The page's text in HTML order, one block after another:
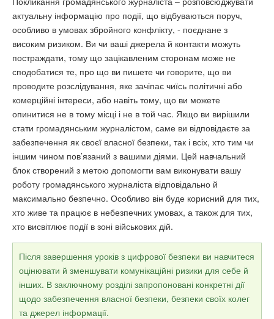
актуальну інформацію про події, що відбуваються поруч,
особливо в умовах збройного конфлікту, - поєднане з
високим ризиком. Ви чи ваші джерела й контакти можуть
постраждати, тому що зацікавленим сторонам може не
сподобатися те, про що ви пишете чи говорите, що ви
проводите розслідування, яке зачіпає чиїсь політичні або
комерційні інтереси, або навіть тому, що ви можете
опинитися не в тому місці і не в той час. Якщо ви вирішили
стати громадянським журналістом, саме ви відповідаєте за
забезпечення як своєї власної безпеки, так і всіх, хто тим чи
іншим чином пов’язаний з вашими діями. Цей навчальний
блок створений з метою допомогти вам виконувати вашу
роботу громадянського журналіста відповідально й
максимально безпечно. Особливо він буде корисний для тих,
хто живе та працює в небезпечних умовах, а також для тих,
хто висвітлює події в зоні військових дій.
Після завершення уроків з цифрової безпеки ви навчитеся
оцінювати й зменшувати комунікаційні ризики для себе й
інших. В заключному розділі запропоновані конкретні дії
щодо забезпечення власної безпеки, безпеки своїх колег
та джерел інформації.